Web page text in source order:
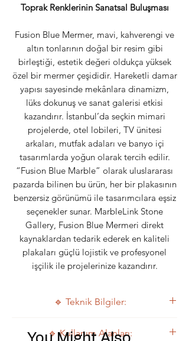
Toprak Renklerinin Sanatsal Buluşması
Fusion Blue Mermer, mavi, kahverengi ve
altın tonlarının doğal bir resim gibi
birleştiği, estetik değeri oldukça yüksek
özel bir mermer çeşididir. Hareketli damar
yapısı sayesinde mekânlara dinamizm,
lüks dokunuş ve sanat galerisi etkisi
kazandırır. İstanbul’da seçkin mimari
projelerde, otel lobileri, TV ünitesi
arkaları, mutfak adaları ve banyo içi
tasarımlarda yoğun olarak tercih edilir.
“Fusion Blue Marble” olarak uluslararası
pazarda bilinen bu ürün, her bir plakasının
benzersiz görünümü ile tasarımcılara eşsiz
seçenekler sunar. MarbleLink Stone
Gallery, Fusion Blue Mermeri direkt
kaynaklardan tedarik ederek en kaliteli
plakaları güçlü lojistik ve profesyonel
işçilik ile projelerinize kazandırır.
🔹 Teknik Bilgiler:
Özellik Değer
🔹 Kullanım Alanları: